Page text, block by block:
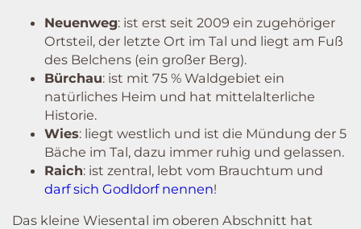
Neuenweg: ist erst seit 2009 ein zugehöriger
Ortsteil, der letzte Ort im Tal und liegt am Fuß
des Belchens (ein großer Berg).
Bürchau: ist mit 75 % Waldgebiet ein
natürliches Heim und hat mittelalterliche
Historie.
Wies: liegt westlich und ist die Mündung der 5
Bäche im Tal, dazu immer ruhig und gelassen.
Raich: ist zentral, lebt vom Brauchtum und
darf sich Godldorf nennen!
Das kleine Wiesental im oberen Abschnitt hat